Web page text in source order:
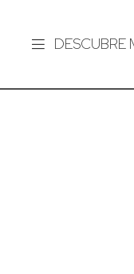
DESCUBRE